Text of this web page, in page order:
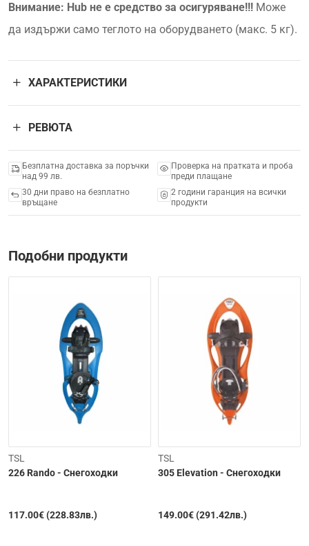
Внимание: Hub не е средство за осигуряване!!! Може
да издържи само теглото на оборудването (макс. 5 кг).
ХАРАКТЕРИСТИКИ
РЕВЮТА
Безплатна доставка за поръчки
над 99 лв.
Проверка на пратката и проба
преди плащане
30 дни право на безплатно
връщане
2 години гаранция на всички
продукти
Подобни продукти
TSL
226 Rando - Снегоходки
117.00€ (228.83лв.)
TSL
305 Elevation - Снегоходки
149.00€ (291.42лв.)